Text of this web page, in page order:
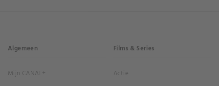
Algemeen
Mijn CANAL+
Films & Series
Actie